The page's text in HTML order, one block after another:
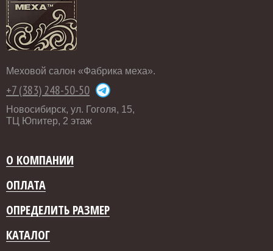
Меховой салон «Фабрика меха».
+7 (383) 248-50-50
Новосибирск, ул. Гоголя, 15,
ТЦ Юпитер, 2 этаж
О КОМПАНИИ
ОПЛАТА
ОПРЕДЕЛИТЬ РАЗМЕР
КАТАЛОГ